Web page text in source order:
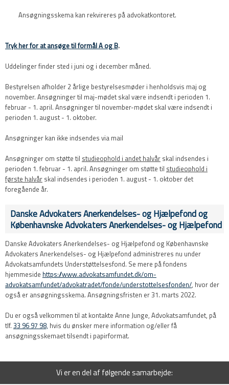
Ansøgningsskema kan rekvireres på advokatkontoret.
Tryk her for at ansøge til formål A og B.​
​​Uddelinger finder sted i juni og i december måned.
Bestyrelsen afholder 2 årlige bestyrelsesmøder i henholdsvis maj og
november. Ansøgninger til maj-mødet skal være indsendt i perioden 1.
februar - 1. april. Ansøgninger til november-mødet skal være indsendt i
perioden 1. august - 1. oktober. ​
Ansøgninger kan ikke indsendes via mail
Ansøgninger om støtte til studieophold i andet halvårskal indsendes i
perioden 1. februar - 1. april. Ansøgninger om støtte til studieophold i
første halvårskal indsendes i perioden 1. august - 1. oktober det
foregående år.
Danske Advokaters Anerkendelses- og Hjælpefond og
Københavnske Advokaters Anerkendelses- og Hjælpefond
​Danske Advokaters Anerkendelses- og Hjælpefond og Københavnske
Advokaters Anerkendelses- og Hjælpefond administreres nu under
Advokatsamfundets Understøttelsesfond. Se mere på fondens
hjemmeside https://www.advokatsamfundet.dk/om-
advokatsamfundet/advokatradet/fonde/understottelsesfonden/, hvor der
også er ansøgningsskema. Ansøgningsfristen er 31. marts 2022.
​Du er også velkommen til at kontakte Anne Junge, Advokatsamfundet, på
tlf. 33 96 97 98, hvis du ønsker mere information og/eller få
ansøgningsskemaet tilsendt i papirformat.
Vi er en del af følgende samarbejde: